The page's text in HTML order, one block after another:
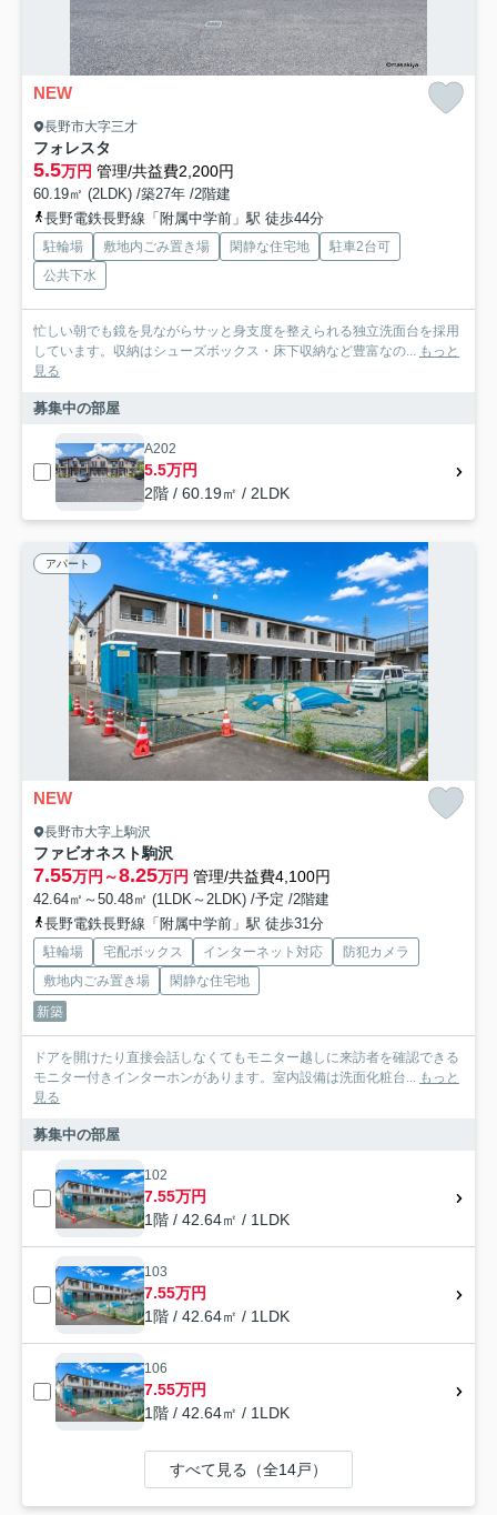
NEW
長野市大字三才
フォレスタ
5.5万円 管理/共益費2,200円
60.19㎡ (2LDK) /築27年 /2階建
長野電鉄長野線「附属中学前」駅 徒歩44分
駐輪場 敷地内ごみ置き場 閑静な住宅地
駐車2台可
公共下水
忙しい朝でも鏡を見ながらサッと身支度を整えられる独立洗面台を採用
しています。収納はシューズボックス・床下収納など豊富なの... もっと
見る
募集中の部屋
A202
5.5万円
2階 / 60.19㎡ / 2LDK
アパート
NEW
長野市大字上駒沢
ファビオネスト駒沢
7.55万円～8.25万円 管理/共益費4,100円
42.64㎡～50.48㎡ (1LDK～2LDK) /予定 /2階建
長野電鉄長野線「附属中学前」駅 徒歩31分
駐輪場 宅配ボックス インターネット対応
防犯カメラ
敷地内ごみ置き場
閑静な住宅地
新築
ドアを開けたり直接会話しなくてもモニター越しに来訪者を確認できる
モニター付きインターホンがあります。室内設備は洗面化粧台... もっと
見る
募集中の部屋
102
7.55万円
1階 / 42.64㎡ / 1LDK
103
7.55万円
1階 / 42.64㎡ / 1LDK
106
7.55万円
1階 / 42.64㎡ / 1LDK
すべて見る（全14戸）